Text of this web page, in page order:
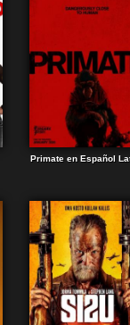
Primate en Español